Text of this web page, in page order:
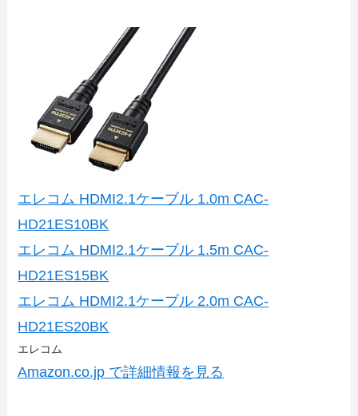
エレコム HDMI2.1ケーブル 1.0m CAC-
HD21ES10BK
エレコム HDMI2.1ケーブル 1.5m CAC-
HD21ES15BK
エレコム HDMI2.1ケーブル 2.0m CAC-
HD21ES20BK
エレコム
Amazon.co.jp で詳細情報を見る